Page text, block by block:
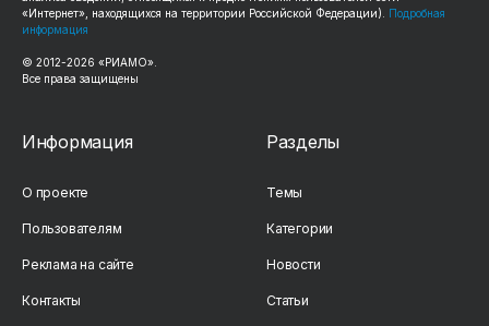
«Интернет», находящихся на территории Российской Федерации).
Подробная
информация
© 2012-2026 «РИАМО».
Все права защищены
Информация
О проекте
Пользователям
Реклама на сайте
Контакты
Разделы
Темы
Категории
Новости
Статьи